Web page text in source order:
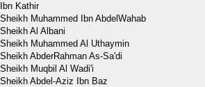
Ibn Kathir
Sheikh Muhammed Ibn AbdelWahab
Sheikh Al Albani
Sheikh Muhammed Al Uthaymin
Sheikh AbderRahman As-Sa'di
Sheikh Muqbil Al Wadi'i
Sheikh Abdel-Aziz Ibn Baz